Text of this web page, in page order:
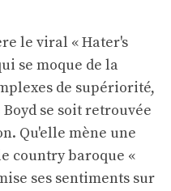
le viral « Hater's
se moque de la
de supériorité,
se soit retrouvée
Qu'elle mène une
country baroque «
ses sentiments sur